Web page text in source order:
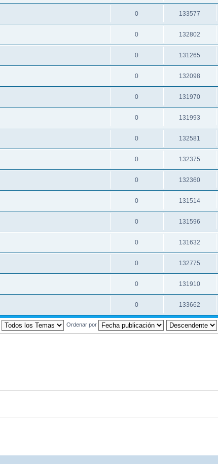
0 133577
0 132802
0 131265
0 132098
0 131970
0 131993
0 132581
0 132375
0 132360
0 131514
0 131596
0 131632
0 132775
0 131910
0 133662
Ordenar por